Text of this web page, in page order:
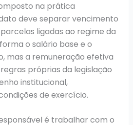
na prática
deve separar vencimento
ligadas ao regime da
o salário base e o
mas a remuneração efetiva
próprias da legislação
institucional,
de exercício.
é trabalhar com o